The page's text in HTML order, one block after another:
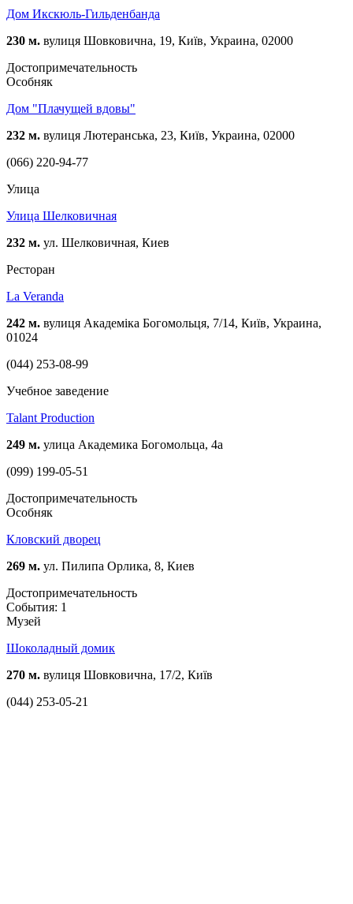
Дом Икскюль-Гильденбанда
230 м. вулиця Шовковична, 19, Київ, Украина, 02000
Достопримечательность
Особняк
Дом "Плачущей вдовы"
232 м. вулиця Лютеранська, 23, Київ, Украина, 02000
(066) 220-94-77
Улица
Улица Шелковичная
232 м. ул. Шелковичная, Киев
Ресторан
La Veranda
242 м. вулиця Академіка Богомольця, 7/14, Київ, Украина,
01024
(044) 253-08-99
Учебное заведение
Talant Production
249 м. улица Академика Богомольца, 4а
(099) 199-05-51
Достопримечательность
Особняк
Кловский дворец
269 м. ул. Пилипа Орлика, 8, Киев
Достопримечательность
События: 1
Музей
Шоколадный домик
270 м. вулиця Шовковична, 17/2, Київ
(044) 253-05-21